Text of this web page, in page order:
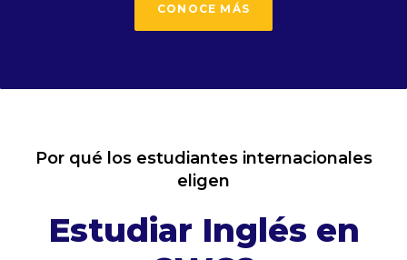
CONOCE MÁS
Por qué los estudiantes internacionales
eligen
Estudiar Inglés en